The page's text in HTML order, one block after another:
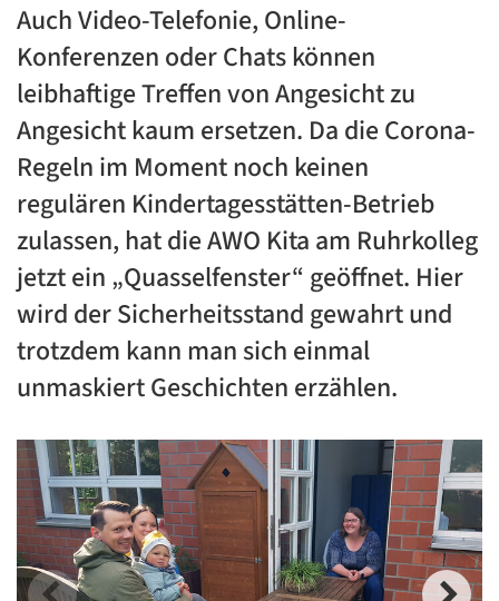
Auch Video-Telefonie, Online-
Konferenzen oder Chats können
leibhaftige Treffen von Angesicht zu
Angesicht kaum ersetzen. Da die Corona-
Regeln im Moment noch keinen
regulären Kindertagesstätten-Betrieb
zulassen, hat die AWO Kita am Ruhrkolleg
jetzt ein „Quasselfenster“ geöffnet. Hier
wird der Sicherheitsstand gewahrt und
trotzdem kann man sich einmal
unmaskiert Geschichten erzählen.